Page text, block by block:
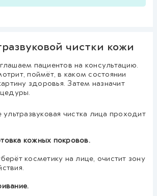
чистки кожи
пациентов на консультацию.
поймёт, в каком состоянии
здоровья. Затем назначит
чистка лица проходит
кожных покровов.
косметику на лице, очистит зону